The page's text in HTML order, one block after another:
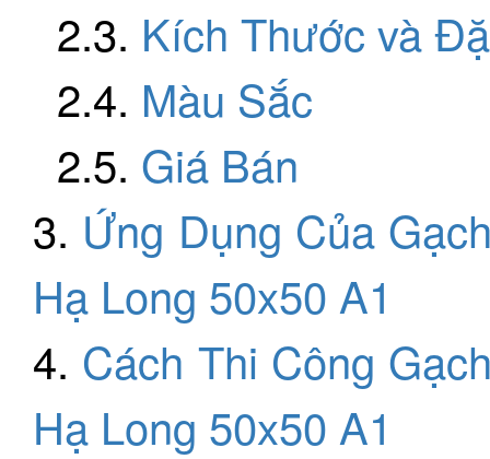
2.3. Kích Thước và
2.4. Màu Sắc
2.5. Giá Bán
3. Ứng Dụng Của
Hạ Long 50x50 A1
4. Cách Thi Công
Hạ Long 50x50 A1